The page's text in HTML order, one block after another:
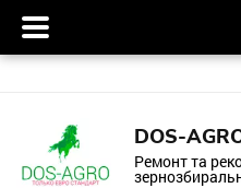
DOS-
Ремонт та